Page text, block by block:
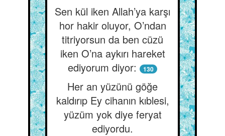
Sen kül iken Allah’ya karşı
hor hakir oluyor, O’ndan
titriyorsun da ben cüzü
iken O’na aykırı hareket
ediyorum diyor:
130
Her an yüzünü göğe
kaldırıp Ey cihanın kıblesi,
yüzüm yok diye feryat
ediyordu.